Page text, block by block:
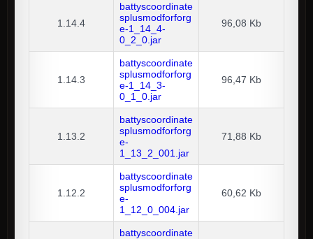
1.14.4
battyscoordinate
splusmodforforg
e-1_14_4-
0_2_0.jar
96,08 Kb
1.14.3
battyscoordinate
splusmodforforg
e-1_14_3-
0_1_0.jar
96,47 Kb
1.13.2
battyscoordinate
splusmodforforg
e-
1_13_2_001.jar
71,88 Kb
1.12.2
battyscoordinate
splusmodforforg
e-
1_12_0_004.jar
60,62 Kb
battyscoordinate